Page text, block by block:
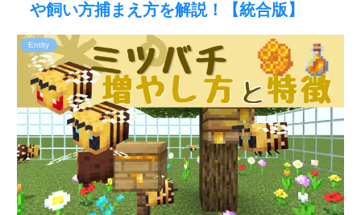
や飼い方捕まえ方を解説！【統合版】
Entity